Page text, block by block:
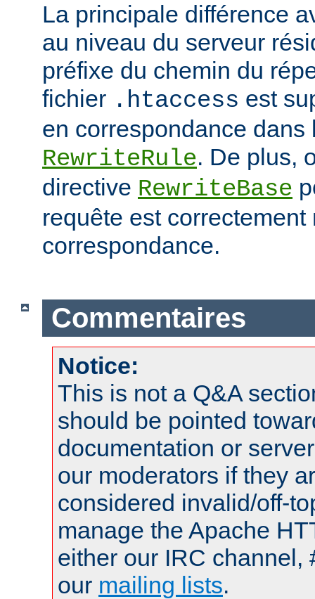
La principale différence
au niveau du serveur
préfixe du chemin du
fichier .htaccess est
en correspondance dans
RewriteRule. De plus,
directive RewriteBase
requête est correctement
correspondance.
Commentaires
Notice:
This is not a Q&A
should be pointed
documentation or
our moderators if they
considered invalid/off-
manage the Apache
either our IRC channel,
our mailing lists.